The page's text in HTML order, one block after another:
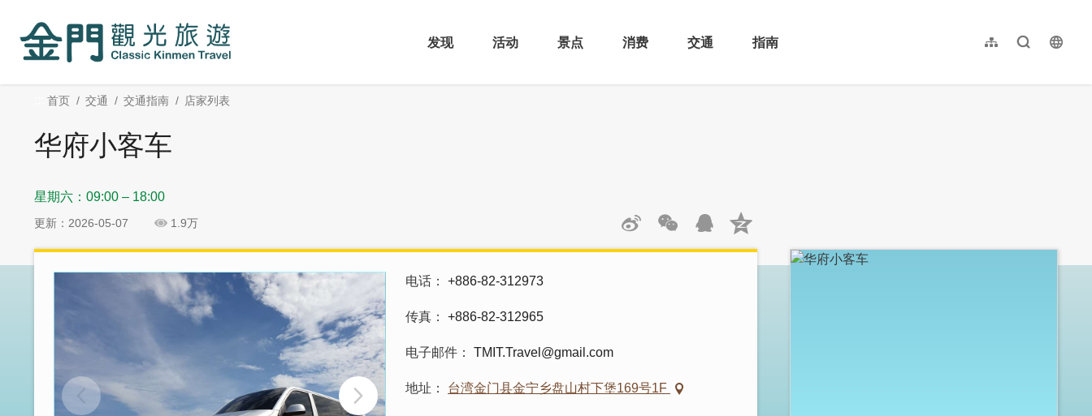
内
发现
活动 景点 消费 交通 指南 网站导览全文检索
繁體中文
首页 交通 交通指南 店家列表
华府小客车
星期六：09:00 – 18:00
更新：2026-05-07 1.9万
分
电话 +886-82-312973
传真 +886-82-312965
电子邮件 TMIT.Travel@gmail.com
地址 台湾金门县金宁乡盘山村下堡169号1F
:::